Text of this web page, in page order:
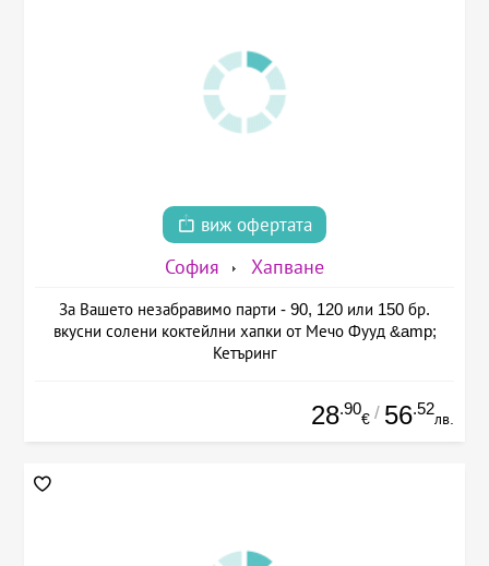
виж офертата
София Хапване
За Вашето незабравимо парти - 90, 120 или 150 бр.
вкусни солени коктейлни хапки от Мечо Фууд &amp;
Кетъринг
28.90
€ / 56.52
лв.